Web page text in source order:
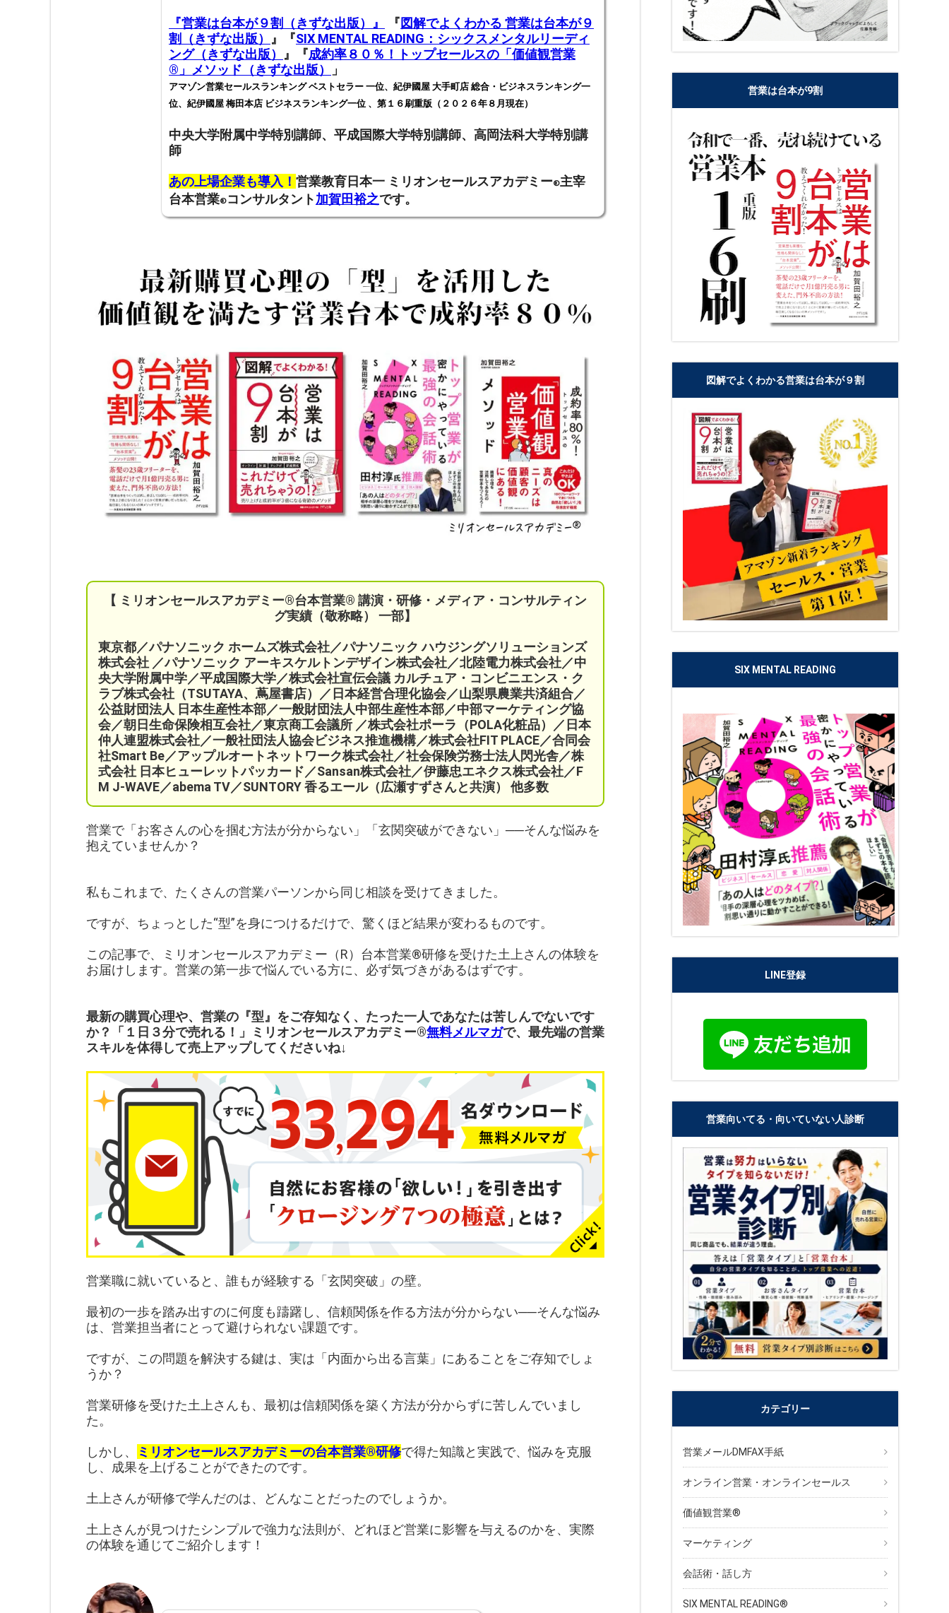
『営業は台本が９割（きずな出版）』 『図解でよくわかる 営業は台本が９
割（きずな出版）
』『SIX MENTAL READING：シックスメンタルリーディ
ング（きずな出版）
』『成約率８０％！トップセールスの「価値観営業
®️」メソッド（きずな出版）
」
アマゾン営業セールスランキング ベストセラー 一位、紀伊國屋 大手町店 総合・ビジネスランキング一
位、紀伊國屋 梅田本店 ビジネスランキング一位 、第１６刷重版（２０２６年８月現在）
中央大学附属中学特別講師、 平成国際大学特別講師、高岡法科大学特別講
師
あの上場企業も導入！ 営業教育日本一 ミリオンセールスアカデミー®主宰
台本営業®コンサルタント加賀田裕之です。
【 ミリオンセールスアカデミー®︎台本営業®︎ 講演・研修・メディア・コンサルティン
グ実績（敬称略） 一部】
東京都／パナソニック ホームズ株式会社／パナソニック ハウジングソリューションズ
株式会社 ／パナソニック アーキスケルトンデザイン株式会社／北陸電力株式会社／中
央大学附属中学／平成国際大学／株式会社宣伝会議 カルチュア・コンビニエンス・ク
ラブ株式会社（TSUTAYA、蔦屋書店）／ 日本経営合理化協会／山梨県農業共済組合／
公益財団法人 日本生産性本部／一般財団法人中部生産性本部／中部マーケティング協
会／朝日生命保険相互会社／東京商工会議所 ／株式会社ポーラ（POLA化粧品）
／日本
仲人連盟株式会社／一般社団法人協会ビジネス推進機構／株式会社FIT PLACE／合同会
社Smart Be／アップルオートネットワーク株式会社／社会保険労務士法人閃光舎／株
式会社 日本ヒューレットパッカード／Sansan株式会社／伊藤忠エネクス株式会社／F
M J-WAVE／abema TV／SUNTORY 香るエール（広瀬すずさんと共演） 他多数
営業で「お客さんの心を掴む方法が分からない」「玄関突破ができない」──そんな悩みを
抱えていませんか？
私もこれまで、たくさんの営業パーソンから同じ相談を受けてきました。
ですが、ちょっとした“型”を身につけるだけで、驚くほど結果が変わるものです。
この記事で、ミリオンセールスアカデミー（R）台本営業®研修を受けた土上さんの体験を
お届けします。営業の第一歩で悩んでいる方に、必ず気づきがあるはずです。
最新の購買心理や、営業の『型』をご存知なく、たった一人であなたは苦しんでないです
か？「１日３分で売れる！」ミリオンセールスアカデミー®︎無料メルマガで、最先端の営業
スキルを体得して売上アップしてくださいね↓
営業職に就いていると、誰もが経験する「玄関突破」の壁。
最初の一歩を踏み出すのに何度も躊躇し、信頼関係を作る方法が分からない──そんな悩み
は、営業担当者にとって避けられない課題です。
ですが、この問題を解決する鍵は、実は「内面から出る言葉」にあることをご存知でしょ
うか？
営業研修を受けた土上さんも、最初は信頼関係を築く方法が分からずに苦しんでいまし
た。
しかし、 ミリオンセールスアカデミーの台本営業®研修で得た知識と実践で、悩みを克服
し、成果を上げることができたのです。
土上さんが研修で学んだのは、どんなことだったのでしょうか。
土上さんが見つけたシンプルで強力な法則が、どれほど営業に影響を与えるのかを、実際
の体験を通じてご紹介します！
営業は台本が9割
図解でよくわかる営業は台本が９割
SIX MENTAL READING
LINE登録
営業向いてる・向いていない人診断
カテゴリー
営業メールDMFAX手紙
オンライン営業・オンラインセールス
価値観営業®︎
マーケティング
会話術・話し方
SIX MENTAL READING®︎